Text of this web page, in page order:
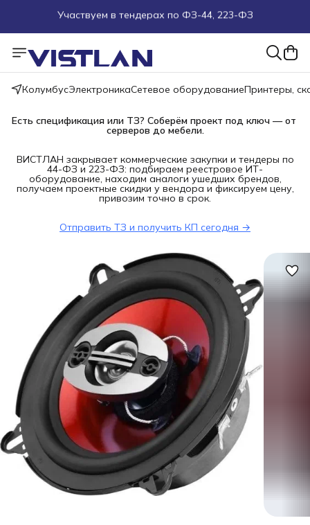
Пуско-наладочные работы
Пришлите запрос на e-mail или в чат
Более 100 000 позиций в наличии и под заказ
КолумбусЭлектроникаСетевое оборудованиеПринтеры,
Есть спецификация или ТЗ? Соберём проект под ключ — от
серверов до мебели.
ВИСТЛАН закрывает коммерческие закупки и тендеры по
44-ФЗ и 223-ФЗ: подбираем реестровое ИТ-
оборудование, находим аналоги ушедших брендов,
получаем проектные скидки у вендора и фиксируем цену,
привозим точно в срок.
Отправить ТЗ и получить КП сегодня →